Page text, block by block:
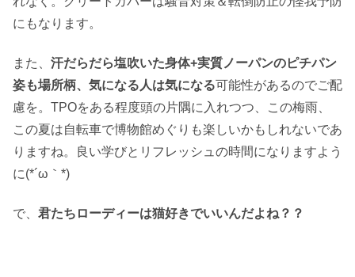
にもなります。
また、 汗だらだら塩吹いた身体+実質ノーパンのピチパン
姿も場所柄、気になる人は気になる可能性があるのでご配
慮を。TPOをある程度頭の片隅に入れつつ、この梅雨、
この夏は自転車で博物館めぐりも楽しいかもしれないであ
りますね。良い学びとリフレッシュの時間になりますよう
に(*´ω｀*)
で、 君たちローディーは猫好きでいいんだよね？？